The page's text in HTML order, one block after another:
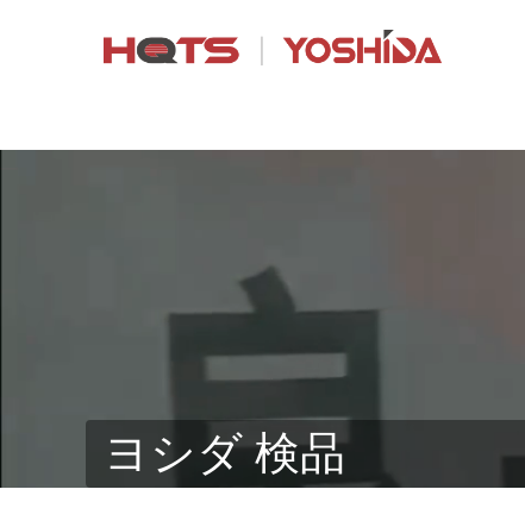
ヨシダ 検品